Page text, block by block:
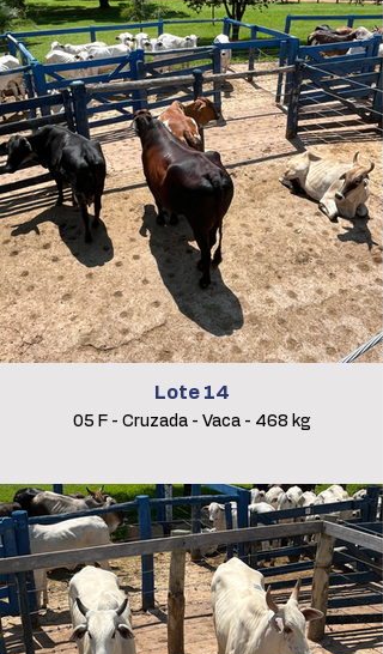
Lote 14
05 F - Cruzada - Vaca - 468 kg